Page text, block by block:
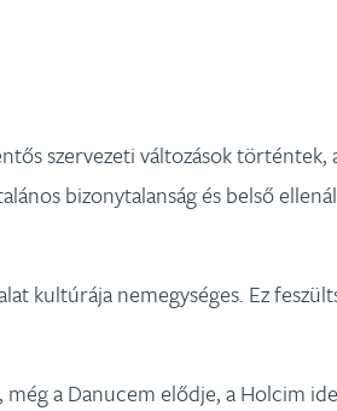
szervezeti változások történtek,
bizonytalanság és belső
kultúrája nemegységes. Ez
a Danucem elődje, a Holcim